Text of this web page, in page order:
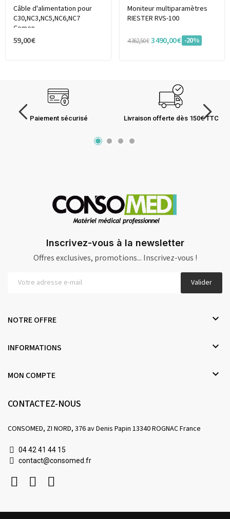
Câble d'alimentation pour
C30,NC3,NC5,NC6,NC7
Comen
59,00 €
Moniteur multiparamètres
RIESTER RVS-100
4 362,50 € 3 490,00 € -20%
Paiement sécurisé Livraison offerte dès 150€ TTC
Inscrivez-vous à la newsletter
Offres exclusives, promotions... Inscrivez-vous !
Valider
NOTRE OFFRE 
INFORMATIONS 
MON COMPTE 
CONTACTEZ-NOUS
CONSOMED, ZI NORD, 376 av Denis Papin 13340 ROGNAC France
04 42 41 44 15
contact@consomed.fr